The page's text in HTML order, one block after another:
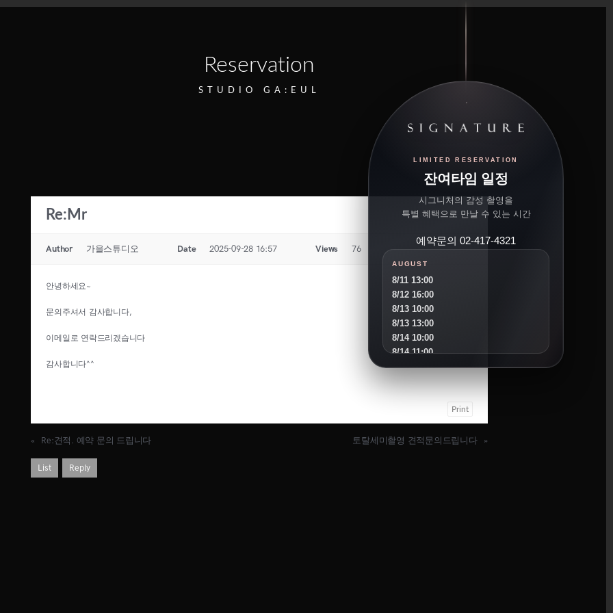
Reservation
STUDIO GA:EUL
Re:Mr
Author 가을스튜디오 Date 2025-09-28 16:57 Views 76
안녕하세요~
문의주셔서 감사합니다,
이메일로 연락드리겠습니다
감사합니다^^
Print
« Re:견적. 예약 문의 드립니다 토탈세미촬영 견적문의드립니다 »
List Reply
LIMITED RESERVATION
잔여타임 일정
시그니처의 감성 촬영을
특별 혜택으로 만날 수 있는 시간
예약문의 02-417-4321
AUGUST
8/11 13:00
8/12 16:00
8/13 10:00
8/13 13:00
8/14 10:00
8/14 11:00
8/15 10:00
8/19 10:00
8/19 14:00